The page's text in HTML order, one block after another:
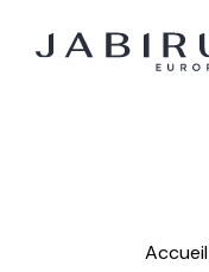
Accueil